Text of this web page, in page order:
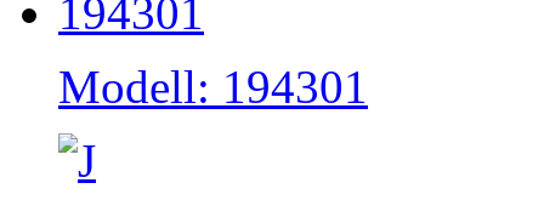
Modell: 194301